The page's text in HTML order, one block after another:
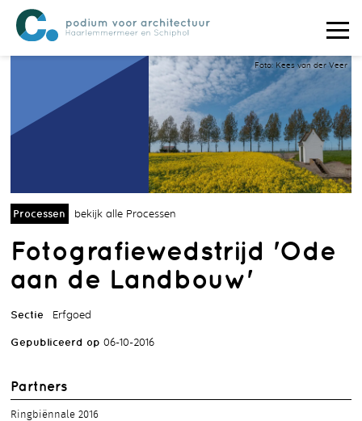
Foto: Kees van der Veer
Processen bekijk alle Processen
Fotografiewedstrijd 'Ode
aan de Landbouw'
Sectie Erfgoed
Gepubliceerd op 06-10-2016
Partners
Ringbiënnale 2016